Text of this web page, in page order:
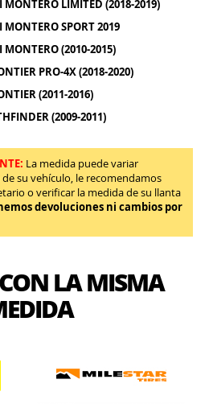
MONTERO LIMITED (2018-2019)
MONTERO SPORT 2019
MONTERO (2010-2015)
PRO-4X (2018-2020)
(2011-2016)
(2009-2011)
La medida puede variar
su vehículo, le recomendamos
o verificar la medida de su llanta
devoluciones ni cambios por
LA MISMA